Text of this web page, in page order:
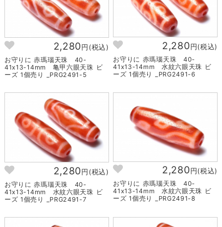
2,280円(税込)
お守りに 赤瑪瑙天珠 40-
41x13-14mm 亀甲六眼天珠 ビ
ーズ 1個売り _PRG2491-5
2,280円(税込)
お守りに 赤瑪瑙天珠 40-
41x13-14mm 水紋六眼天珠 ビ
ーズ 1個売り _PRG2491-6
2,280円(税込)
お守りに 赤瑪瑙天珠 40-
41x13-14mm 水紋六眼天珠 ビ
ーズ 1個売り _PRG2491-7
2,280円(税込)
お守りに 赤瑪瑙天珠 40-
41x13-14mm 水紋六眼天珠 ビ
ーズ 1個売り _PRG2491-8